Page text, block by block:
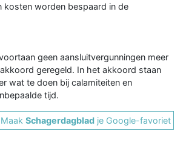
kosten worden bespaard in de
geen aansluitvergunningen meer
geregeld. In het akkoord staan
wat te doen bij calamiteiten en
tijd.
MaakSchagerdagblad je Google-favoriet